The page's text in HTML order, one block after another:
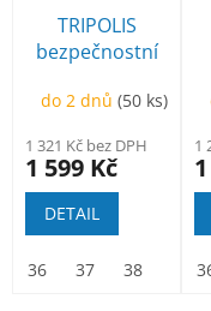
TRIPOLIS
bezpečnostní
do 2 dnů(50 ks)
1 321 Kč bez DPH
1 599 Kč
DETAIL
36 37 38
1